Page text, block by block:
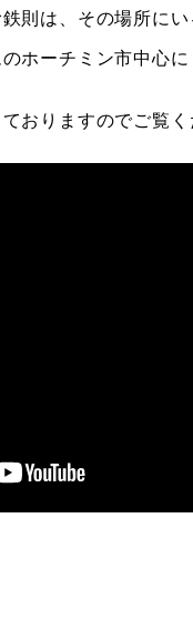
則は、その場所に
ホーチミン市中心に
おりますのでご覧く